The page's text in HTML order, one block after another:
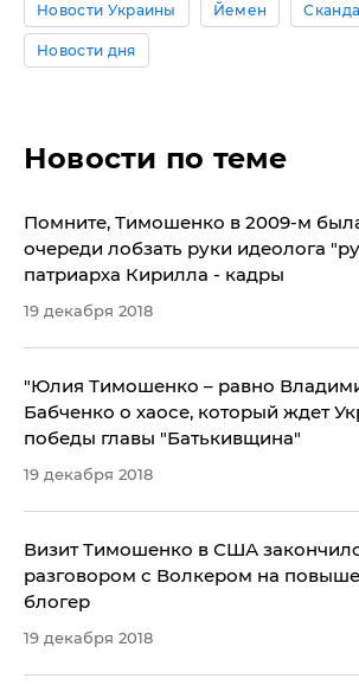
Новости Украины Йемен
Новости дня
Новости по теме
Помните, Тимошенко в 2009-м
очереди лобзать руки идеолога
патриарха Кирилла - кадры
19 декабря 2018
"Юлия Тимошенко – равно
Бабченко о хаосе, который ждет
победы главы "Батькивщина"
19 декабря 2018
Визит Тимошенко в США
разговором с Волкером на
блогер
19 декабря 2018